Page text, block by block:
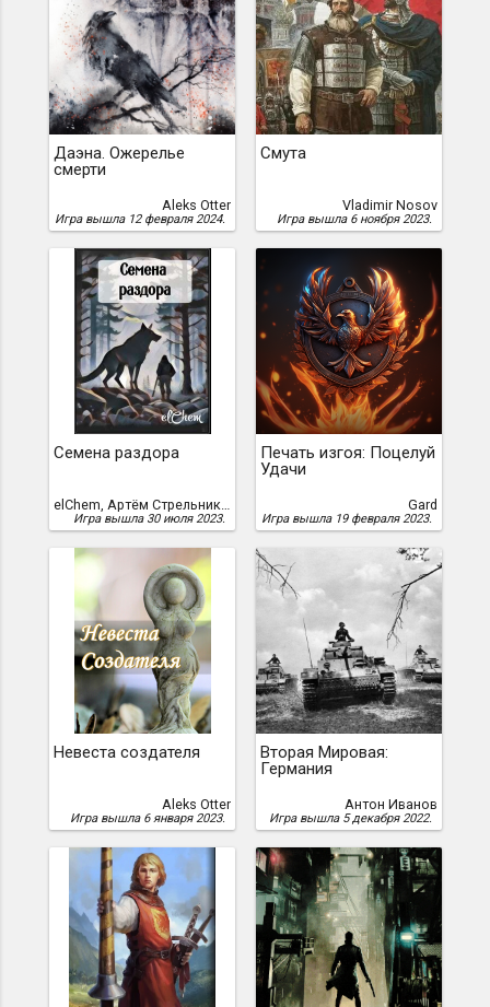
Даэна. Ожерелье
смерти
Aleks Otter
Игра вышла 12 февраля 2024.
Смута
Vladimir Nosov
Игра вышла 6 ноября 2023.
Семена раздора
elChеm, Артём Стрельников, elChem (Артём Стрельников)
Игра вышла 30 июля 2023.
Печать изгоя: Поцелуй
Удачи
Gard
Игра вышла 19 февраля 2023.
Невеста создателя
Aleks Otter
Игра вышла 6 января 2023.
Вторая Мировая:
Германия
Антон Иванов
Игра вышла 5 декабря 2022.